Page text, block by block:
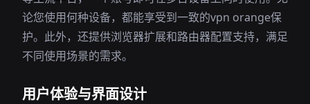
论您使用何种设备，都能享受到一致的vpn orange保
护。此外，还提供浏览器扩展和路由器配置支持，满足
不同使用场景的需求。
用户体验与界面设计